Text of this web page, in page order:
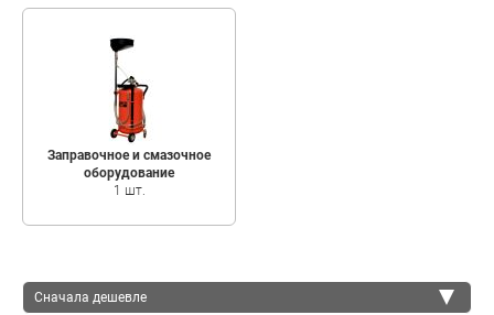
Заправочное и смазочное
оборудование
1 шт.
Сначала дешевле